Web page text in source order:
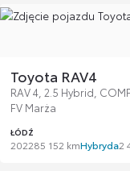
Toyota RAV4
RAV 4, 2.5 Hybrid,
FV Marża
ŁÓDŹ
202285 152 kmHybryda2